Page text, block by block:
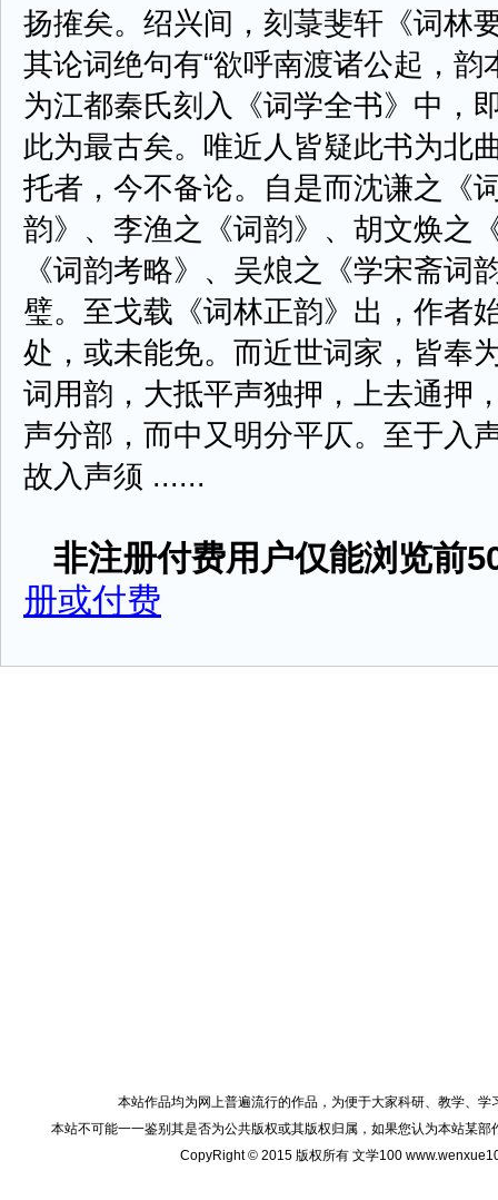
扬搉矣。绍兴间，刻菉斐轩《词林
其论词绝句有“欲呼南渡诸公起，韵
为江都秦氏刻入《词学全书》中，
此为最古矣。唯近人皆疑此书为北
托者，今不备论。自是而沈谦之《
韵》、李渔之《词韵》、胡文焕之
《词韵考略》、吴烺之《学宋斋词
璧。至戈载《词林正韵》出，作者
处，或未能免。而近世词家，皆奉
词用韵，大抵平声独押，上去通押
声分部，而中又明分平仄。至于入
故入声须 ......
非注册付费用户仅能浏览前
册或付费
本站作品均为网上普遍流行的作品，为便于大家科研、教学、
本站不可能一一鉴别其是否为公共版权或其版权归属，如果您认为本站某
CopyRight © 2015 版权所有 文学100